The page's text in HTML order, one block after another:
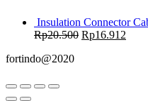
Insulation Connector
Rp20.500 Rp16.912
fortindo@2020